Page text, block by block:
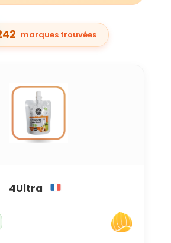
marques trouvées
4Ultra